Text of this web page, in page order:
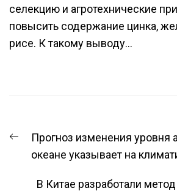
селекцию и агротехнические
повысить содержание цинка,
рисе. К такому выводу...
ПО
ЗАПИСЯМ
Предыдущая
запись:
Прогноз изменения уровня
океане указывает на
В Китае разработали